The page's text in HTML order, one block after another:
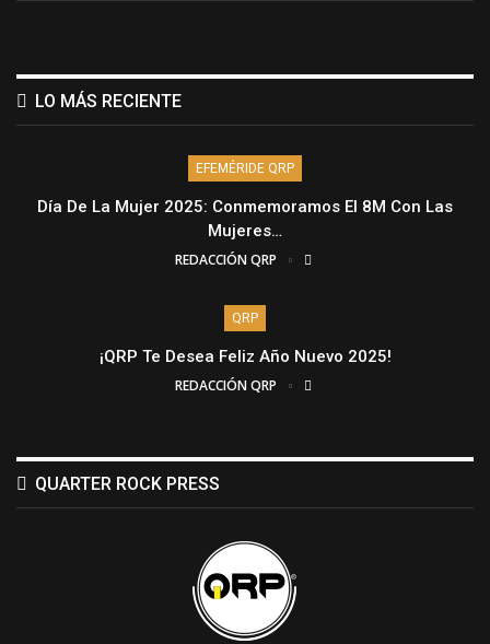
LO MÁS RECIENTE
EFEMÉRIDE QRP
Día De La Mujer 2025: Conmemoramos El 8M Con Las
Mujeres…
REDACCIÓN QRP
QRP
¡QRP Te Desea Feliz Año Nuevo 2025!
REDACCIÓN QRP
QUARTER ROCK PRESS